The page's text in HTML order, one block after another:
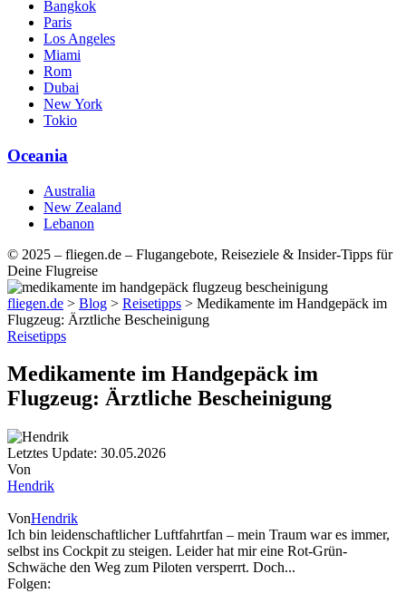
Bangkok
Paris
Los Angeles
Miami
Rom
Dubai
New York
Tokio
Oceania
Australia
New Zealand
Lebanon
© 2025 – fliegen.de – Flugangebote, Reiseziele & Insider-Tipps für
Deine Flugreise
fliegen.de > Blog > Reisetipps > Medikamente im Handgepäck im
Flugzeug: Ärztliche Bescheinigung
Reisetipps
Medikamente im Handgepäck im
Flugzeug: Ärztliche Bescheinigung
Letztes Update: 30.05.2026
Von
Hendrik
VonHendrik
Ich bin leidenschaftlicher Luftfahrtfan – mein Traum war es immer,
selbst ins Cockpit zu steigen. Leider hat mir eine Rot-Grün-
Schwäche den Weg zum Piloten versperrt. Doch...
Folgen: